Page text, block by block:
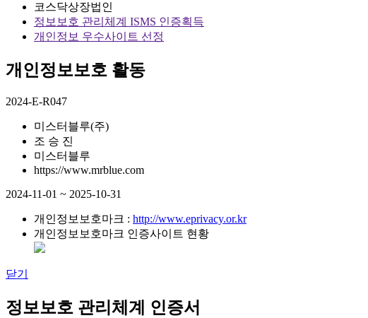
코스닥상장법인
정보보호 관리체계 ISMS 인증획득
개인정보 우수사이트 선정
개인정보보호 활동
2024-E-R047
미스터블루(주)
조 승 진
미스터블루
https://www.mrblue.com
2024-11-01 ~ 2025-10-31
개인정보보호마크 : http://www.eprivacy.or.kr
개인정보보호마크 인증사이트 현황
닫기
정보보호 관리체계 인증서